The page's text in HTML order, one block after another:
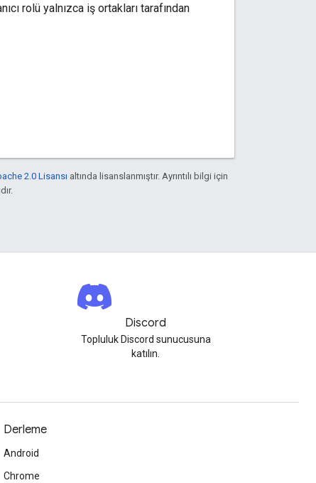
rolü yalnızca iş ortakları tarafından
2.0 Lisansı altında lisanslanmıştır. Ayrıntılı bilgi için
Discord
Topluluk Discord sunucusuna
katılın.
Derleme
Android
Chrome